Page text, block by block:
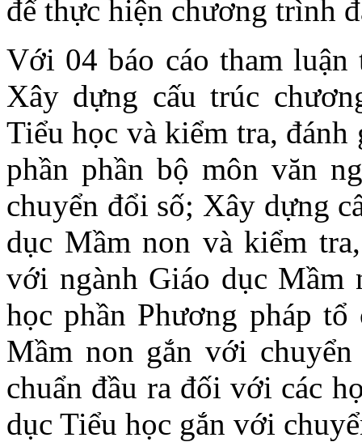
để thực hiện chương trình
Với 04 báo cáo tham
Xây dựng cấu trúc
Tiểu học và kiểm tra,
phần phần bộ môn văn
chuyển đổi số; Xây dựng
dục Mầm non và kiểm
với ngành Giáo dục Mầm
học phần Phương pháp
Mầm non gắn với
chuẩn đầu ra đối với các
dục Tiểu học gắn với